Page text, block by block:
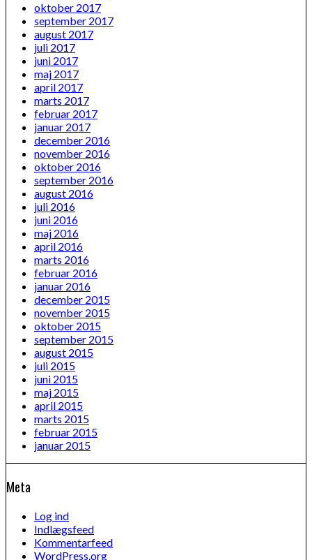
oktober 2017
september 2017
august 2017
juli 2017
juni 2017
maj 2017
april 2017
marts 2017
februar 2017
januar 2017
december 2016
november 2016
oktober 2016
september 2016
august 2016
juli 2016
juni 2016
maj 2016
april 2016
marts 2016
februar 2016
januar 2016
december 2015
november 2015
oktober 2015
september 2015
august 2015
juli 2015
juni 2015
maj 2015
april 2015
marts 2015
februar 2015
januar 2015
Meta
Log ind
Indlægsfeed
Kommentarfeed
WordPress.org